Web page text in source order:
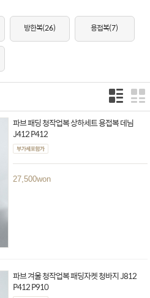
방한복(26) 용접복(7)
파브 패딩 청작업복 상하세트 용접복 데님
J412 P412
27,500won
파브 겨울 청작업복 패딩자켓 청바지 J812
P412 P910